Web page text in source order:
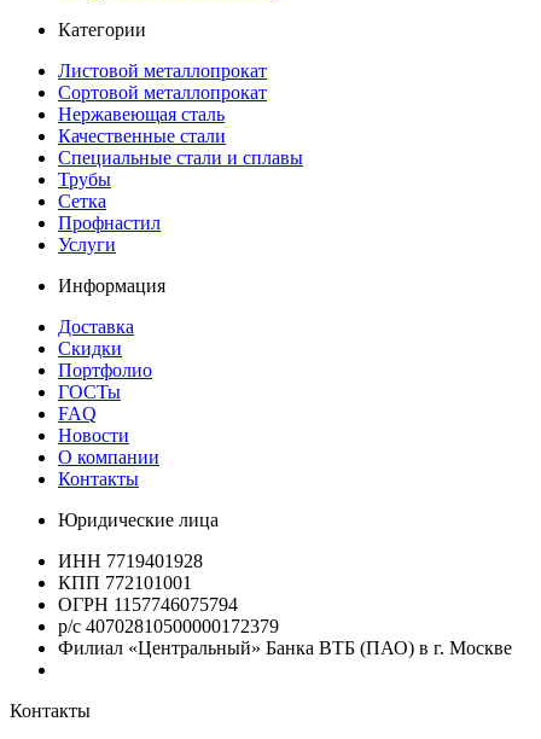
Категории
Листовой металлопрокат
Сортовой металлопрокат
Нержавеющая сталь
Качественные стали
Специальные стали и сплавы
Трубы
Сетка
Профнастил
Услуги
Информация
Доставка
Скидки
Портфолио
ГОСТы
FAQ
Новости
О компании
Контакты
Юридические лица
ИНН 7719401928
КПП 772101001
ОГРН 1157746075794
р/с 40702810500000172379
Филиал «Центральный» Банка ВТБ (ПАО) в г. Москве
Контакты